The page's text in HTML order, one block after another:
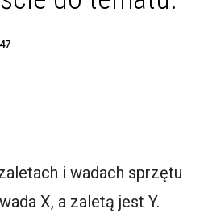
47
i wadach sprzętu
X, a zaletą jest Y.